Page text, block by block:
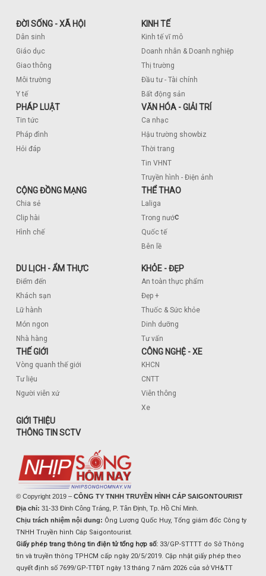
ĐỜI SỐNG - XÃ HỘI
Dân sinh
Giáo dục
Giao thông
Môi trường
Y tế
KINH TẾ
Kinh tế vĩ mô
Doanh nhân & Doanh nghiệp
Thị trường
Đầu tư - Tài chính
Bất động sản
PHÁP LUẬT
Tin tức
Pháp đình
Hỏi đáp
VĂN HÓA - GIẢI TRÍ
Ca nhạc
Hậu trường showbiz
Thời trang
Tin VHNT
Truyền hình - Điện ảnh
CỘNG ĐỒNG MẠNG
Chia sẻ
Clip hài
Hình chế
THỂ THAO
Laliga
Trong nước
Quốc tế
Bên lề
DU LỊCH - ẨM THỰC
Điểm đến
Khách sạn
Lữ hành
Món ngon
Nhà hàng
KHỎE - ĐẸP
An toàn thực phẩm
Đẹp +
Thuốc & Sức khỏe
Dinh dưỡng
Tư vấn
THẾ GIỚI
Vòng quanh thế giới
Tư liệu
Người viễn xứ
CÔNG NGHỆ - XE
KHCN
CNTT
Viễn thông
Xe
GIỚI THIỆU
THÔNG TIN SCTV
© Copyright 2019 – CÔNG TY TNHH TRUYỀN HÌNH CÁP SAIGONTOURIST
Địa chỉ: 31-33 Đinh Công Tráng, P. Tân Định, Tp. Hồ Chí Minh.
Chịu trách nhiệm nội dung: Ông Lương Quốc Huy, Tổng giám đốc Công ty
TNHH Truyền hình Cáp Saigontourist.
Giấy phép trang thông tin điện tử tổng hợp số: 33/GP-STTTT do Sở Thông
tin và truyền thông TPHCM cấp ngày 20/5/2019. Cập nhật giấy phép theo
quyết định số 7699/GP-TTĐT ngày 13 tháng 7 năm 2026 của sở VH&TT